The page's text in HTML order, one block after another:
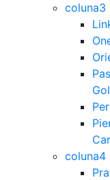
coluna3
coluna4